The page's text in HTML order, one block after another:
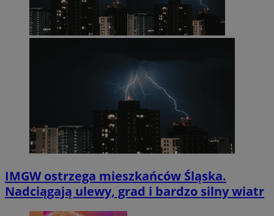
IMGW ostrzega mieszkańców Śląska.
Nadciągają ulewy, grad i bardzo silny wiatr